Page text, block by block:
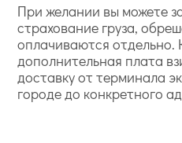
При желании вы можете
страхование груза,
оплачиваются отдельно.
дополнительная плата
доставку от терминала
городе до конкретного